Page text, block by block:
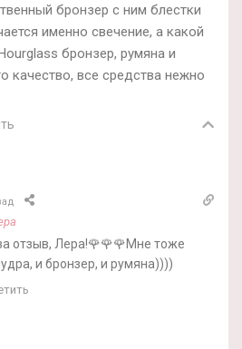
бронзер с ним блестки
именно свечение, а какой
бронзер, румяна и
качество, все средства нежно
отзыв, Лера!🌹🌹🌹Мне тоже
и бронзер, и румяна))))